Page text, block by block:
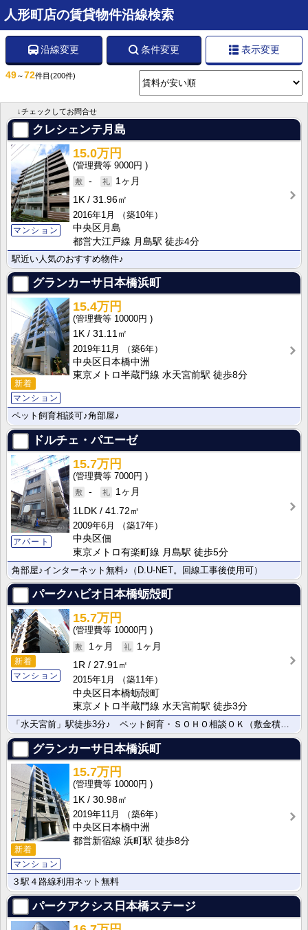
人形町店の賃貸物件沿線検索
沿線変更 条件変更 表示変更
49～72件目 (200件)
↓チェックしてお問合せ
クレシェンテ月島
マンション
15.0万円
9000円
-
1ヶ月
1K
31.96㎡
2016年1月
（築10年）
中央区月島
都営大江戸線 月島駅 徒歩4分
駅近い人気のおすすめ物件♪
グランカーサ日本橋浜町
新着
マンション
15.4万円
10000円
1K
31.11㎡
2019年11月
（築6年）
中央区日本橋中洲
東京メトロ半蔵門線 水天宮前駅 徒歩8分
ペット飼育相談可♪角部屋♪
ドルチェ・パエーゼ
アパート
15.7万円
7000円
-
1ヶ月
1LDK
41.72㎡
2009年6月
（築17年）
中央区佃
東京メトロ有楽町線 月島駅 徒歩5分
角部屋♪インターネット無料♪（D.U-NET。回線工事後使用可）
パークハビオ日本橋蛎殻町
新着
マンション
15.7万円
10000円
1ヶ月
1ヶ月
1R
27.91㎡
2015年1月
（築11年）
中央区日本橋蛎殻町
東京メトロ半蔵門線 水天宮前駅 徒歩3分
グランカーサ日本橋浜町
新着
マンション
15.7万円
10000円
1K
30.98㎡
2019年11月
（築6年）
中央区日本橋中洲
都営新宿線 浜町駅 徒歩8分
３駅４路線利用ネット無料
パークアクシス日本橋ステージ